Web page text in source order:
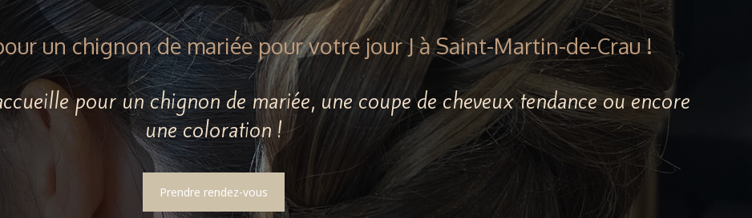
un chignon de mariée pour votre jour J à Saint-Martin-de-Crau !
pour un chignon de mariée, une coupe de cheveux tendance ou encore
une coloration !
Prendre rendez-vous